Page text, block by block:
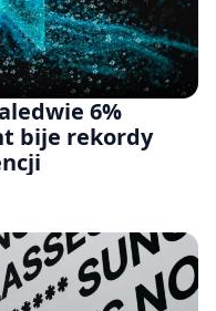
6%
bije rekordy